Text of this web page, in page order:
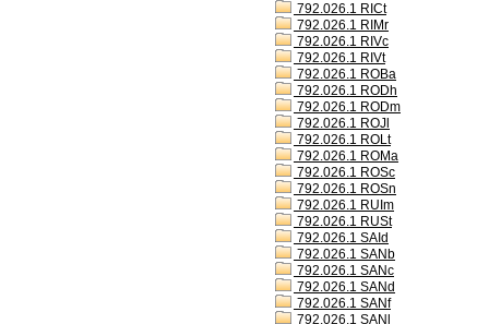
792.026.1 RICt
792.026.1 RIMr
792.026.1 RIVc
792.026.1 RIVt
792.026.1 ROBa
792.026.1 RODh
792.026.1 RODm
792.026.1 ROJl
792.026.1 ROLt
792.026.1 ROMa
792.026.1 ROSc
792.026.1 ROSn
792.026.1 RUIm
792.026.1 RUSt
792.026.1 SAId
792.026.1 SANb
792.026.1 SANc
792.026.1 SANd
792.026.1 SANf
792.026.1 SANl